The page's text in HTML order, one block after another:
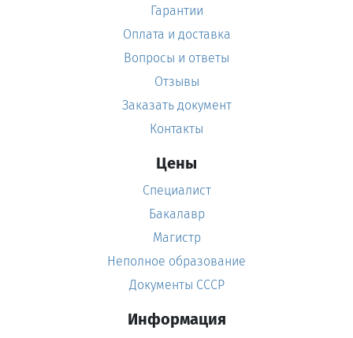
Гарантии
Оплата и доставка
Вопросы и ответы
Отзывы
Заказать документ
Контакты
Цены
Специалист
Бакалавр
Магистр
Неполное образование
Документы СССР
Информация